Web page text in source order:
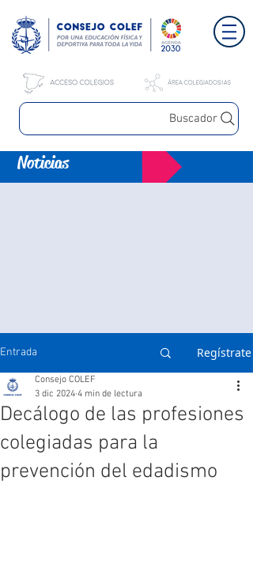
Buscador
Noticias
Entrada Regístrate
Decálogo de las profesiones
colegiadas para la
prevención del edadismo
Consejo COLEF
3 dic 2024 4 min de lectura